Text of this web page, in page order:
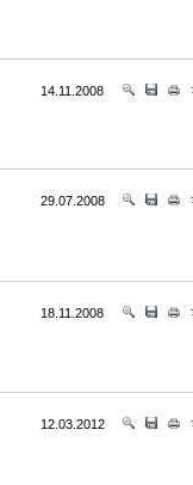
14.11.2008
29.07.2008
18.11.2008
12.03.2012